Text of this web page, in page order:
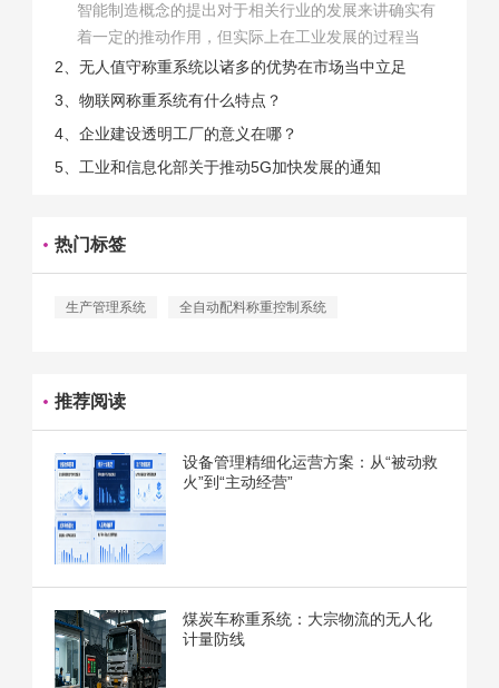
智能制造概念的提出对于相关行业的发展来讲确实有
着一定的推动作用，但实际上在工业发展的过程当
中，能够推动相关产业发展的具体结束是非常的多
的。那么为什么企业一定需要...
2、无人值守称重系统以诸多的优势在市场当中立足
3、物联网称重系统有什么特点？
4、企业建设透明工厂的意义在哪？
5、工业和信息化部关于推动5G加快发展的通知
热门标签
生产管理系统 全自动配料称重控制系统
推荐阅读
设备管理精细化运营方案：从“被动救
火”到“主动经营”
煤炭车称重系统：大宗物流的无人化
计量防线